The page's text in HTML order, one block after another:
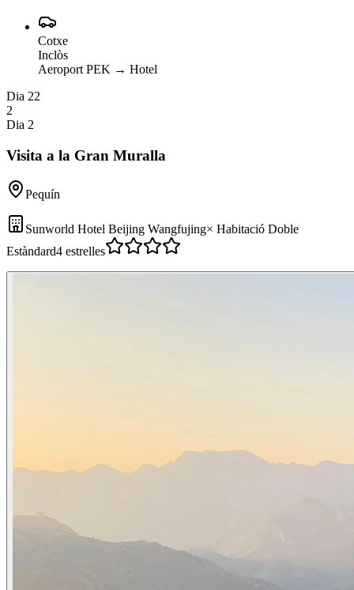
Cotxe
Inclòs
Aeroport PEK → Hotel
Dia 22
2
Dia 2
Visita a la Gran Muralla
Pequín
Sunworld Hotel Beijing Wangfujing× Habitació Doble
Estàndard4 estrelles